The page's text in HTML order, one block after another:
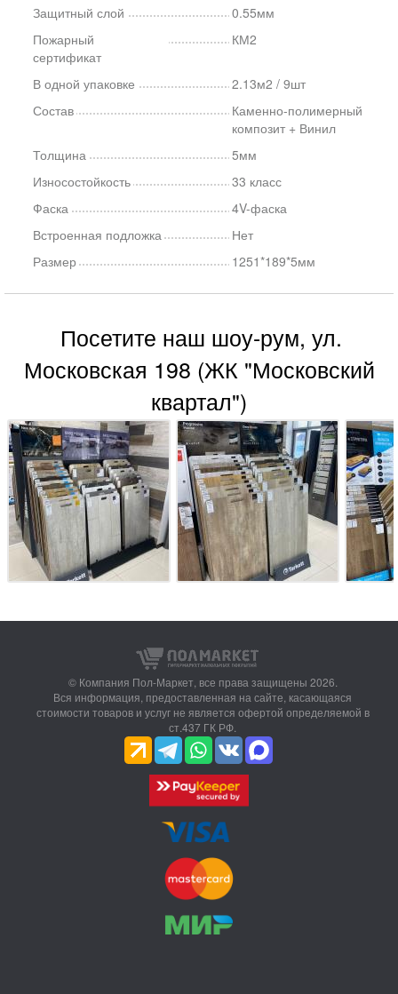
Защитный слой
0.55мм
Пожарный
сертификат
КМ2
В одной упаковке
2.13м2 / 9шт
Состав
Каменно-полимерный
композит + Винил
Толщина
5мм
Износостойкость
33 класс
Фаска
4V-фаска
Встроенная подложка
Нет
Размер
1251*189*5мм
Посетите наш шоу-рум, ул.
Московская 198 (ЖК "Московский
квартал")
© Компания Пол-Маркет, все права защищены 2026.
Вся информация, предоставленная на сайте, касающаяся
стоимости товаров и услуг не является офертой определяемой в
ст.437 ГК РФ.